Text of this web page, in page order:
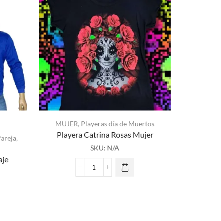
,
MUJER, Playeras día de Muertos
Playera Catrina Rosas Mujer
SKU: N/A
Playera